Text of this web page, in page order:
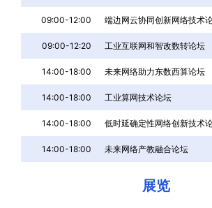
09:00-12:00 端边网云协同创新网络技术
09:00-12:20 工业互联网和智改数转论坛
14:00-18:00 未来网络助力东数西算论坛
14:00-18:00 工业算网技术论坛
14:00-18:00 低时延确定性网络创新技术
14:00-18:00 未来网络产教融合论坛
展览